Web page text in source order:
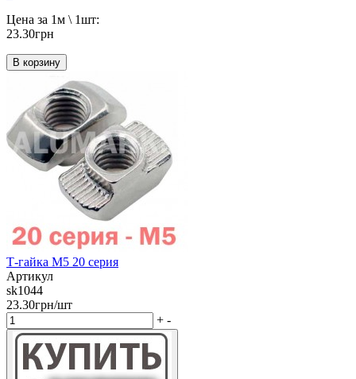
Цена за 1м \ 1шт:
23.30грн
В корзину
Т-гайка М5 20 серия
Артикул
sk1044
23.30грн/шт
+ -